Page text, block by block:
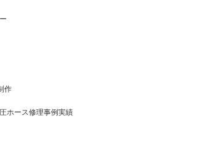
作
ホース修理事例実績